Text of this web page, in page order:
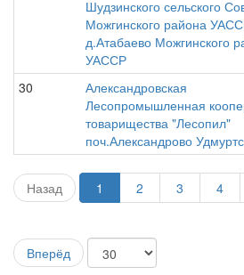
Шудзинского сельского
Можгинского района
д.Атабаево Можгинского
УАССР
30
Александровская
Лесопромышленная
товарищества "Лесопил"
поч.Александрово
Назад 1 2 3 4
Вперёд